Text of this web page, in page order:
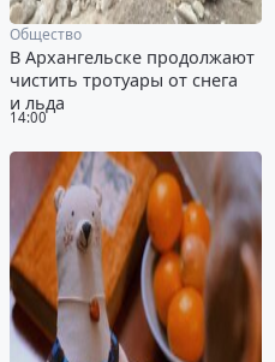
14:00
Общество
В Архангельске продолжают
чистить тротуары от снега
и льда